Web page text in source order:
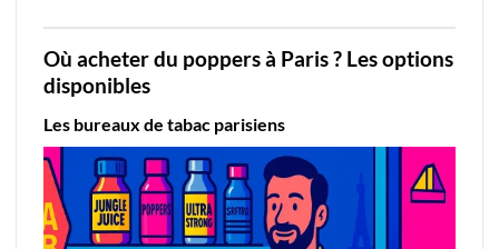
Où acheter du poppers à Paris ? Les options
disponibles
Les bureaux de tabac parisiens